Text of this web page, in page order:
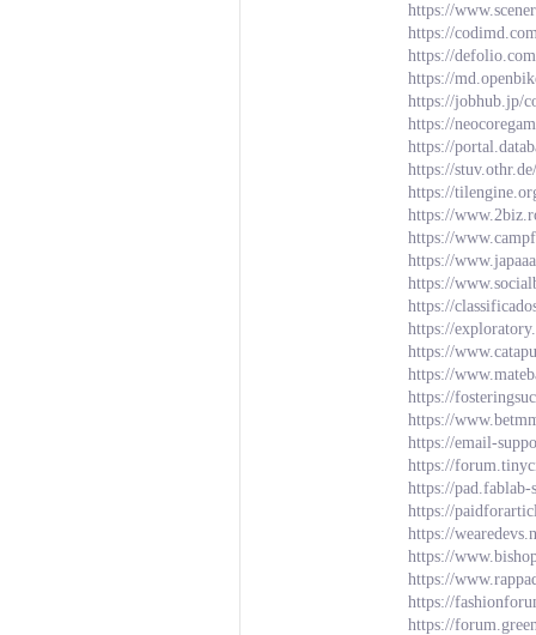
https://
https://
https://
https://
https://jobhub.jp/
https://
https://
https://
https://
https://
https://
https://
https://
https://
https://
https://
https://
https://
https://
https://email-
https://
https://
https://
https://
https://
https://
https://
https://